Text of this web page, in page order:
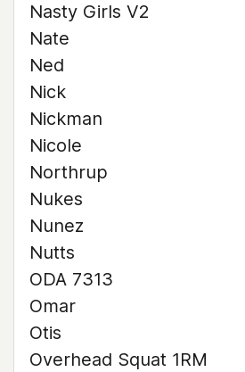
Nasty Girls V2
Nate
Ned
Nick
Nickman
Nicole
Northrup
Nukes
Nunez
Nutts
ODA 7313
Omar
Otis
Overhead Squat 1RM